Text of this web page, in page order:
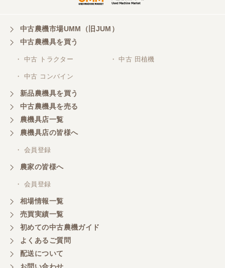
対応も、よくしてくれました、有難うございまし
三重県／山本
対応ありがとうございました。
三重県／山本
共立シュレッターを受け取りました。 状態は問題な
く、エンジンも調子がよさそうです。 ありがとうご
ざいました。
三重県／
嫌な顔をせずに一生懸命頑張ってくれる中山さんに
感謝しています。ここで3台買いましたが、これから
もよろしくお願いしたいです。
三重県／
初めてコンバインを買いに行ったのですが、とても
明るい方に担当していただき細かく説明して下さっ
中古農機市場UMM（旧JUM）
中古農機具を買う
・ 中古 トラクター ・ 中古 田植機
・ 中古 コンバイン
新品農機具を買う
中古農機具を売る
農機具店一覧
農機具店の皆様へ
・ 会員登録
農家の皆様へ
・ 会員登録
相場情報一覧
売買実績一覧
初めての中古農機ガイド
よくあるご質問
配送について